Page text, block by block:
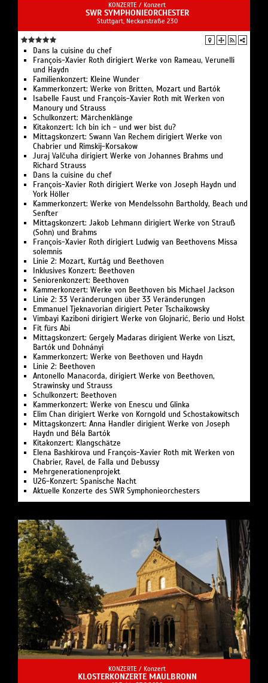
KONZERTE / Konzert
SWR SYMPHONIEORCHESTER
Stuttgart, Neckarstraße 230
Dans la cuisine du chef
François-Xavier Roth dirigiert Werke von Rameau, Verunelli
und Haydn
Familienkonzert: Kleine Wunder
Kammerkonzert: Werke von Britten, Mozart und Bartók
Isabelle Faust und François-Xavier Roth mit Werken von
Manoury und Strauss
Schulkonzert: Märchenklänge
Kitakonzert: Ich bin ich - und wer bist du?
Mittagskonzert: Swann Van Rechem dirigiert Werke von
Chabrier und Rimskij-Korsakow
Juraj Valčuha dirigiert Werke von Johannes Brahms und
Richard Strauss
Dans la cuisine du chef
François-Xavier Roth dirigiert Werke von Joseph Haydn und
York Höller
Kammerkonzert: Werke von Mendelssohn Bartholdy, Beach und
Senfter
Mittagskonzert: Jakob Lehmann dirigiert Werke von Strauß
(Sohn) und Brahms
François-Xavier Roth dirigiert Ludwig van Beethovens Missa
solemnis
Linie 2: Mozart, Kurtág und Beethoven
Inklusives Konzert: Beethoven
Seniorenkonzert: Beethoven
Kammerkonzert: Werke von Beethoven bis Michael Jackson
Linie 2: 33 Veränderungen über 33 Veränderungen
Emmanuel Tjeknavorian dirigiert Peter Tschaikowsky
Vimbayi Kaziboni dirigiert Werke von Glojnarić, Berio und Holst
Fit fürs Abi
Mittagskonzert: Gergely Madaras dirigient Werke von Liszt,
Bartók und Dohnányi
Kammerkonzert: Werke von Beethoven und Haydn
Linie 2: Beethoven
Antonello Manacorda, dirigiert Werke von Beethoven,
Strawinsky und Strauss
Schulkonzert: Beethoven
Kammerkonzert: Werke von Enescu und Glinka
Elim Chan dirigiert Werke von Korngold und Schostakowitsch
Mittagskonzert: Anna Handler dirigient Werke von Joseph
Haydn und Béla Bartók
Kitakonzert: Klangschätze
Elena Bashkirova und François-Xavier Roth mit Werken von
Chabrier, Ravel, de Falla und Debussy
Mehrgenerationenprojekt
U26-Konzert: Spanische Nacht
Aktuelle Konzerte des SWR Symphonieorchesters
KONZERTE / Konzert
KLOSTERKONZERTE MAULBRONN